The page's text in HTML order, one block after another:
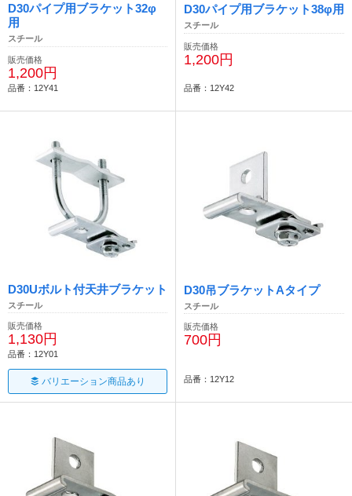
D30パイプ用ブラケット32φ
用
スチール
販売価格
1,200円
品番：12Y41
D30パイプ用ブラケット38φ用
スチール
販売価格
1,200円
品番：12Y42
D30Uボルト付天井ブラケット
スチール
販売価格
1,130円
品番：12Y01
バリエーション商品あり
D30吊ブラケットAタイプ
スチール
販売価格
700円
品番：12Y12